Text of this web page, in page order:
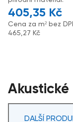
405,35 Kč
Cena za m² bez
465,27 Kč
DALŠÍ